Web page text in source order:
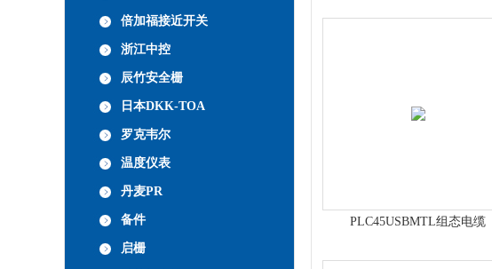
倍加福接近开关
浙江中控
辰竹安全栅
日本DKK-TOA
罗克韦尔
温度仪表
丹麦PR
备件
启栅
PLC45USBMTL组态电缆